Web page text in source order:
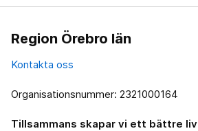
Region Örebro län
Kontakta oss
Organisationsnummer: 2321000164
Tillsammans skapar vi ett bättre liv